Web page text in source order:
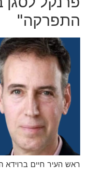
התפרקה"
ראש העיר חיים ברוידא